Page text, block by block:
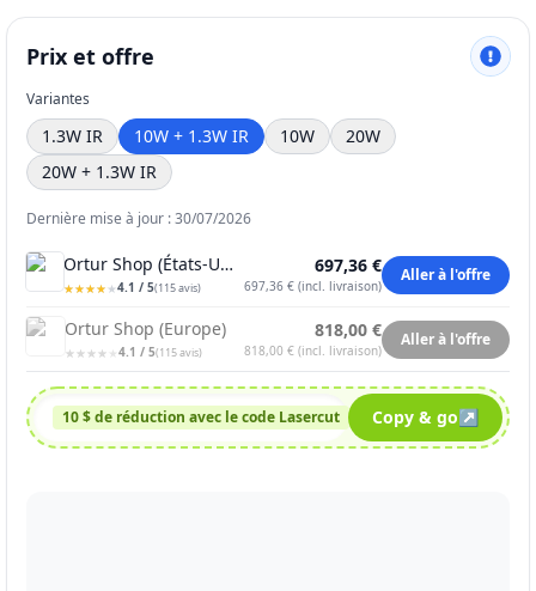
Prix et offre
Variantes
1.3W IR 10W + 1.3W IR 10W
20W
20W + 1.3W IR
Dernière mise à jour : 30/07/2026
Ortur Shop (États-Unis)
★
★★
★★
★★
★ ★
★4.1 / 5(115avis)
697,36 €
697,36 € (incl. livraison)
Aller à l'offre
Ortur Shop (Europe)
★
★ ★
★ ★
★ ★
★ ★★ 4.1 / 5(115avis)
818,00 €
818,00 € (incl. livraison)
Aller à l'offre
Lasercut
10 $ de réduction avec le code Lasercut Copy & go↗